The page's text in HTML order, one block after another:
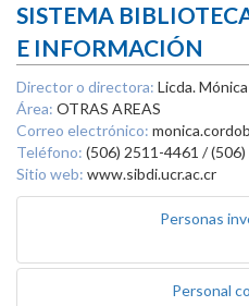
SISTEMA
E INFORMACIÓN
Director o directora: Licda.
Área: OTRAS AREAS
Correo electrónico:
Teléfono: (506) 2511-4461 /
Sitio web: www.sibdi.ucr.ac.cr
Personas
Personal